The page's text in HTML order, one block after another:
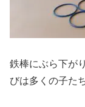
鉄棒にぶら下が
びは多くの子た